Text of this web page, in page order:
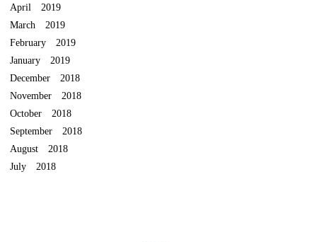
April 2019
March 2019
February 2019
January 2019
December 2018
November 2018
October 2018
September 2018
August 2018
July 2018